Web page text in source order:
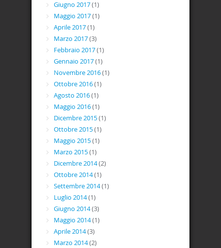
Giugno 2017(1)
Maggio 2017(1)
Aprile 2017(1)
Marzo 2017(3)
Febbraio 2017(1)
Gennaio 2017(1)
Novembre 2016(1)
Ottobre 2016(1)
Agosto 2016(1)
Maggio 2016(1)
Dicembre 2015(1)
Ottobre 2015(1)
Maggio 2015(1)
Marzo 2015(1)
Dicembre 2014(2)
Ottobre 2014(1)
Settembre 2014(1)
Luglio 2014(1)
Giugno 2014(3)
Maggio 2014(1)
Aprile 2014(3)
Marzo 2014(2)